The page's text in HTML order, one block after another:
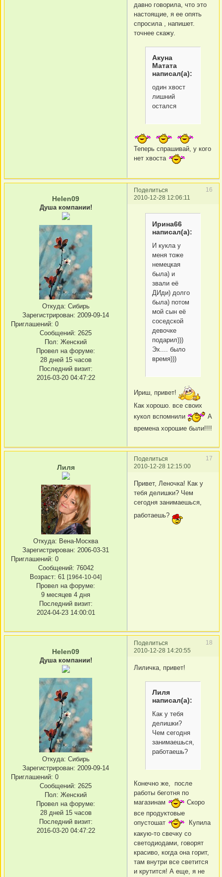
давно говорила, что это
настоящие, я ее опять
спросила , напишет.
точнее скажу.
Акуна
Матата
написал(а):
один хвост
лишний
остался
Теперь спрашивай, у кого
нет хвоста
Поделиться
16
2010-12-28 12:06:11
Helen09
Душа компании!
Откуда: Сибирь
Зарегистрирован: 2009-09-14
Приглашений: 0
Сообщений: 2625
Пол: Женский
Провел на форуме:
28 дней 15 часов
Последний визит:
2016-03-20 04:47:22
Ирина66
написал(а):
И кукла у
меня тоже
немецкая
была) и
звали её
ДИди) долго
была) потом
мой сын её
соседской
девочке
подарил)))
Эх.... было
время)))
Ириш, привет!
Как хорошо. все своих
кукол вспомнили
А
времена хорошие были!!!!
Поделиться
17
2010-12-28 12:15:00
Лиля
Откуда: Вена-Москва
Зарегистрирован: 2006-03-31
Приглашений: 0
Сообщений: 76042
Возраст: 61 [1964-10-04]
Провел на форуме:
9 месяцев 4 дня
Последний визит:
2024-04-23 14:00:01
Привет, Леночка! Как у
тебя делишки? Чем
сегодня занимаешься,
работаешь?
Поделиться
18
2010-12-28 14:20:55
Helen09
Душа компании!
Откуда: Сибирь
Зарегистрирован: 2009-09-14
Приглашений: 0
Сообщений: 2625
Пол: Женский
Провел на форуме:
28 дней 15 часов
Последний визит:
2016-03-20 04:47:22
Лиличка, привет!
Лиля
написал(а):
Как у тебя
делишки?
Чем сегодня
занимаешься,
работаешь?
Конечно же, после
работы беготня по
магазинам
Скоро
все продуктовые
опустошат
Купила
какую-то свечку со
светодиодами, говорят
красиво, когда она горит,
там внутри все светится
и крутится! А еще, я не